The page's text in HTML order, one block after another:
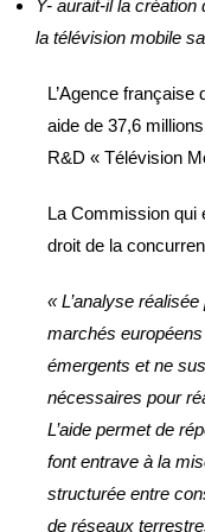
Y- aurait-il la création
la télévision mobile
L’Agence française
aide de 37,6
R&D « Télévision
La Commission qui
droit de la
« L’analyse
marchés
émergents et ne
nécessaires pour
L’aide permet de
font entrave à la
structurée entre
de réseaux